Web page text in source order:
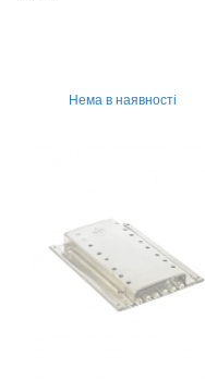
Нема в наявності